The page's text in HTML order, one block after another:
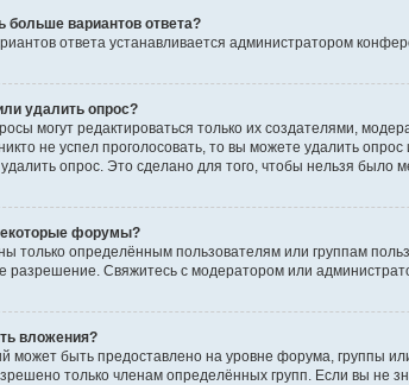
больше вариантов ответа?
ответа устанавливается администратором
удалить опрос?
могут редактироваться только их создателями,
не успел проголосовать, то вы можете удалить
опрос. Это сделано для того, чтобы нельзя было
форумы?
только определённым пользователям или группам
разрешение. Свяжитесь с модератором или
вложения?
может быть предоставлено на уровне форума, группы
только членам определённых групп. Если вы не